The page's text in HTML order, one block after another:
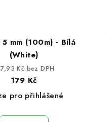
mm (100m) - Bílá
(White)
Kč bez DPH
179 Kč
pro přihlášené